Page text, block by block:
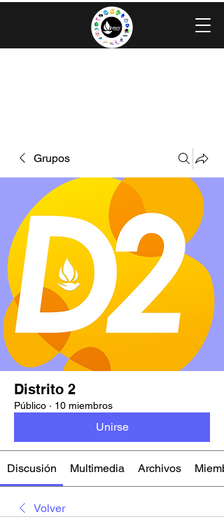
Grupos
Distrito 2
Público · 10 miembros
Unirse
Discusión Multimedia Archivos
Volver